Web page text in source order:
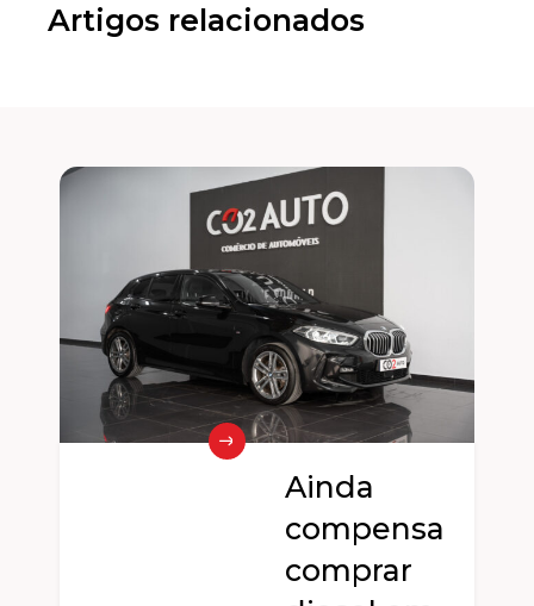
Artigos relacionados
Ainda
compensa
comprar